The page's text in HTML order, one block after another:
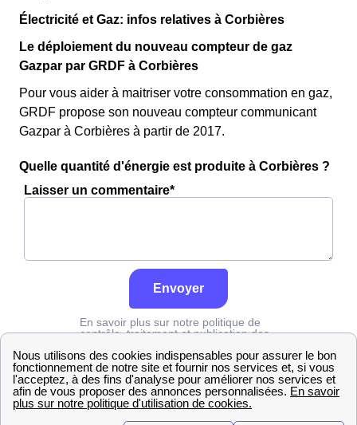
Électricité et Gaz: infos relatives à Corbières
Le déploiement du nouveau compteur de gaz
Gazpar par GRDF à Corbières
Pour vous aider à maitriser votre consommation en gaz,
GRDF propose son nouveau compteur communicant
Gazpar à Corbières à partir de 2017.
Quelle quantité d'énergie est produite à Corbières ?
Laisser un commentaire*
Envoyer
En savoir plus sur notre politique de
contrôle, traitement et publication des
Grdf Aude Corbières